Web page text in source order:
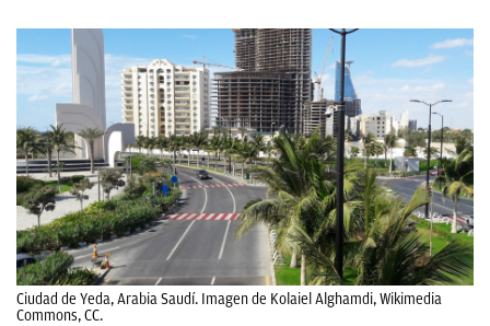
Ciudad de Yeda, Arabia Saudí. Imagen de Kolaiel Alghamdi, Wikimedia
Commons, CC.